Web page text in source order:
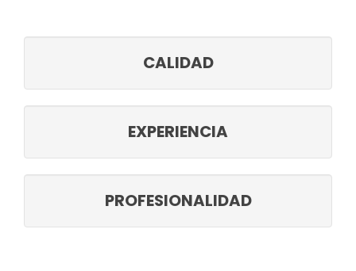
CALIDAD
EXPERIENCIA
PROFESIONALIDAD